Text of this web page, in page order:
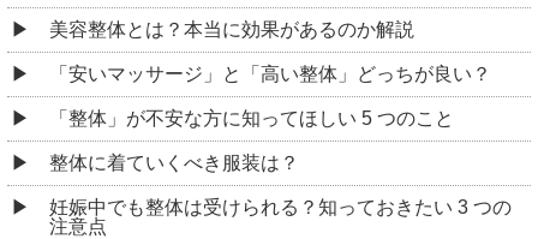
美容整体とは？本当に効果があるのか解説
「安いマッサージ」と「高い整体」どっちが良い？
「整体」が不安な方に知ってほしい 5 つのこと
整体に着ていくべき服装は？
妊娠中でも整体は受けられる？知っておきたい 3 つの
注意点